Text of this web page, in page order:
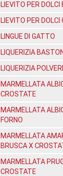
LIEVITO PER DOLCI
LIEVITO PER DOLCI
LINGUE DI GATTO
LIQUERIZIA
LIQUERIZIA
MARMELLATA
CROSTATE
MARMELLATA
FORNO
MARMELLATA
BRUSCA X
MARMELLATA
CROSTATE